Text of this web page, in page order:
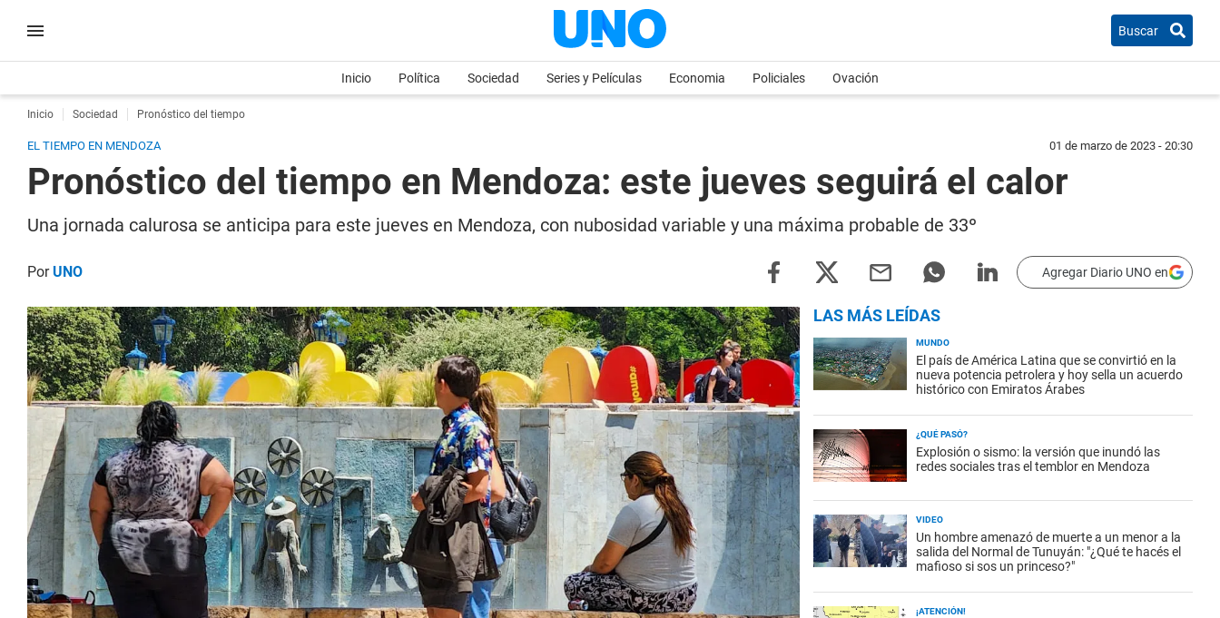
Buscar
Inicio Política Sociedad Series y Películas Economia Policiales Ovación
Inicio Sociedad Pronóstico del tiempo
EL TIEMPO EN MENDOZA 01 de marzo de 2023 - 20:30
Pronóstico del tiempo en Mendoza: este jueves seguirá el calor
Una jornada calurosa se anticipa para este jueves en Mendoza, con nubosidad variable y una máxima probable de 33º
PorUNO Agregar Diario UNO en
LAS MÁS LEÍDAS
MUNDO
El país de América Latina que se convirtió en la
nueva potencia petrolera y hoy sella un acuerdo
histórico con Emiratos Árabes
¿QUÉ PASÓ?
Explosión o sismo: la versión que inundó las
redes sociales tras el temblor en Mendoza
VIDEO
Un hombre amenazó de muerte a un menor a la
salida del Normal de Tunuyán: "¿Qué te hacés el
mafioso si sos un princeso?"
¡ATENCIÓN!